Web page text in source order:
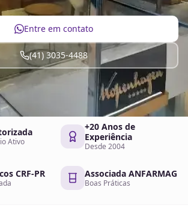
Entre em contato
(41) 3035-4488
Ativo
+20 Anos de
Experiência
Desde 2004
CRF-PR Associada ANFARMAG
Boas Práticas